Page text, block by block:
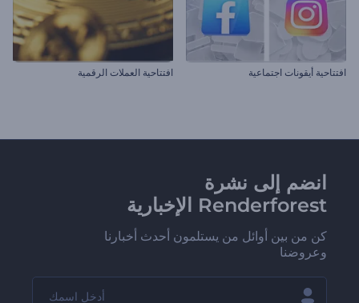
افتتاحية أيقونات اجتماعية افتتاحية العملات الرقمية
انضم إلى نشرة
Renderforest الإخبارية
كن من بين أوائل من يستلمون أحدث أخبارنا
وعروضنا